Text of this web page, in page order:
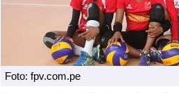
Foto: fpv.com.pe